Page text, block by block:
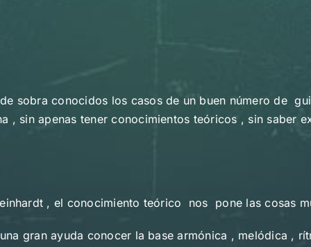
sobra conocidos los casos de un buen número de
, sin apenas tener conocimientos teóricos , sin saber
, el conocimiento teórico nos pone las cosas
gran ayuda conocer la base armónica , melódica ,